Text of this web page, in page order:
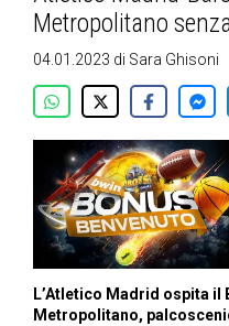
Metropolitano
04.01.2023 di Sara Ghisoni
L’Atletico Madrid ospita il
Metropolitano,